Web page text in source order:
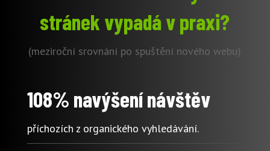
stránek vypadá v praxi?
(meziroční srovnání po spuštění nového webu)
108% navýšení návštěv
příchozích z organického vyhledávání.